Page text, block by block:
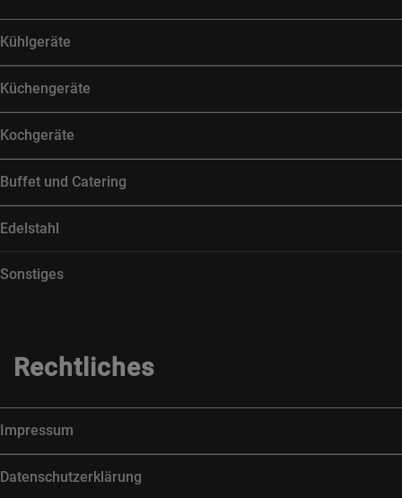
Kühlgeräte
Küchengeräte
Kochgeräte
Buffet und Catering
Edelstahl
Sonstiges
Rechtliches
Impressum
Datenschutzerklärung